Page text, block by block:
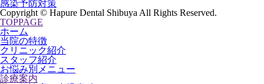
感染予防対策
Copyright © Hapure Dental Shibuya All Rights Reserved.
TOPPAGE
ホーム
当院の特徴
クリニック紹介
スタッフ紹介
お悩み別メニュー
診療案内